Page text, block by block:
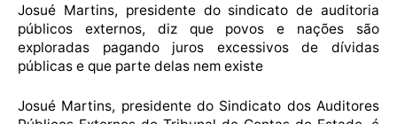
Josué Martins, presidente do sindicato de auditoria
públicos externos, diz que povos e nações são
exploradas pagando juros excessivos de dívidas
públicas e que parte delas nem existe
Josué Martins, presidente do Sindicato dos Auditores